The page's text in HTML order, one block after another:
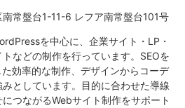
常盤台1-11-6 レフア南常盤台101号
を中心に、企業サイト・LP・
などの制作を行っています。SEOを
効率的な制作、デザインからコーデ
としています。目的に合わせた導線
つながるWebサイト制作をサポート